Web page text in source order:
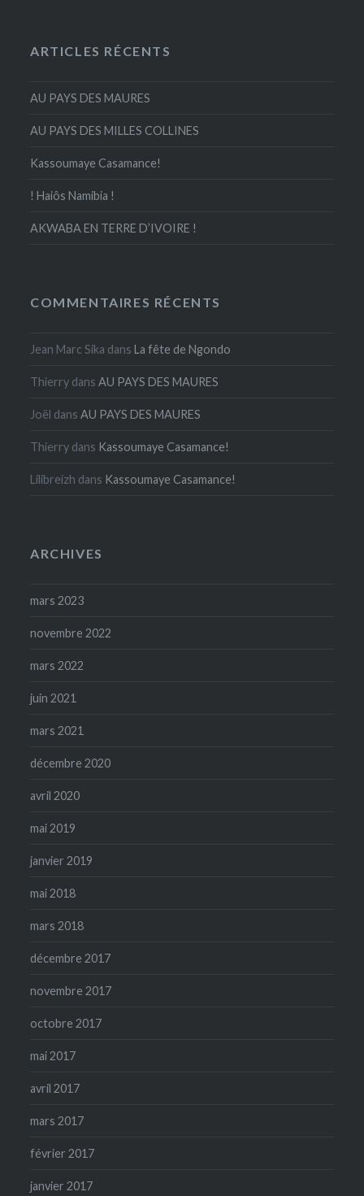
ARTICLES RÉCENTS
AU PAYS DES MAURES
AU PAYS DES MILLES COLLINES
Kassoumaye Casamance!
! Haiôs Namibia !
AKWABA EN TERRE D’IVOIRE !
COMMENTAIRES RÉCENTS
Jean Marc Sika dansLa fête de Ngondo
Thierry dansAU PAYS DES MAURES
Joël dansAU PAYS DES MAURES
Thierry dans Kassoumaye Casamance!
Lilibreizh dans Kassoumaye Casamance!
ARCHIVES
mars 2023
novembre 2022
mars 2022
juin 2021
mars 2021
décembre 2020
avril 2020
mai 2019
janvier 2019
mai 2018
mars 2018
décembre 2017
novembre 2017
octobre 2017
mai 2017
avril 2017
mars 2017
février 2017
janvier 2017